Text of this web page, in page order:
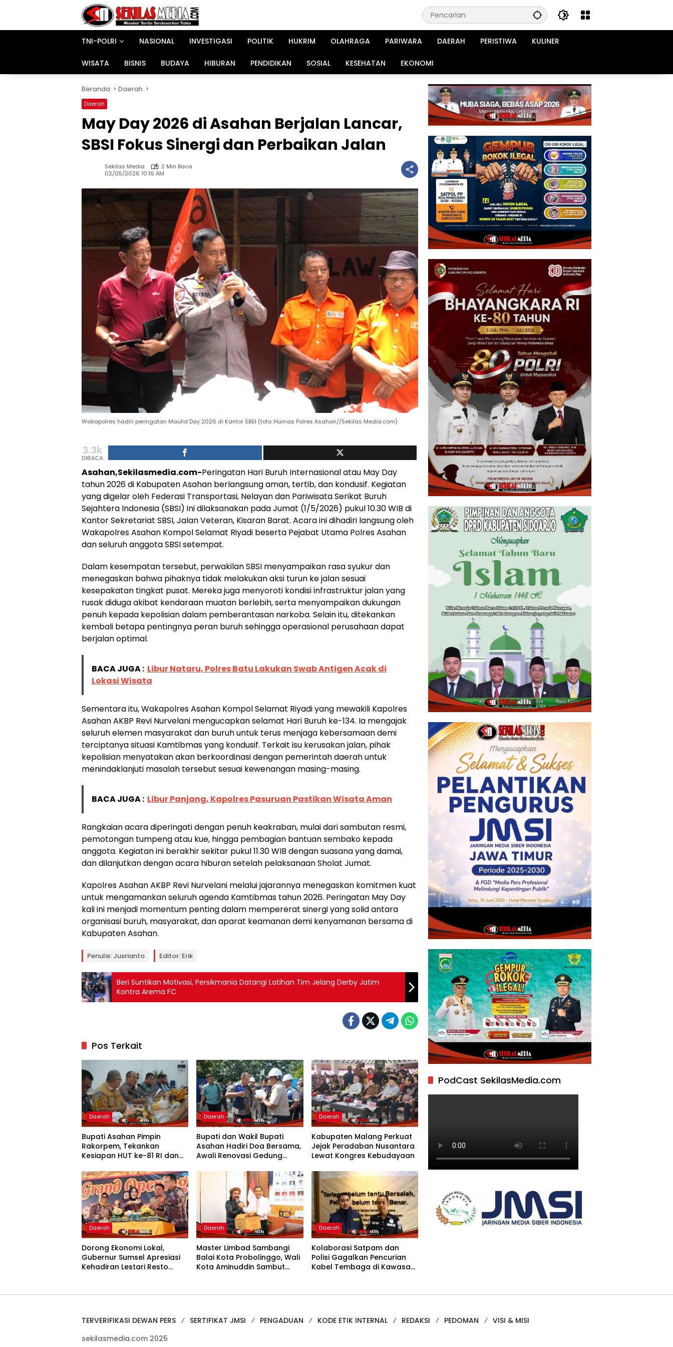
TNI-POLRI
NASIONAL INVESTIGASI POLITIK HUKRIM OLAHRAGA PARIWARA DAERAH PERISTIWA KULINER
WISATA BISNIS BUDAYA HIBURAN PENDIDIKAN SOSIAL KESEHATAN EKONOMI
Beranda Daerah
Daerah
May Day 2026 di Asahan Berjalan Lancar,
SBSI Fokus Sinergi dan Perbaikan Jalan
Sekilas Media
2 Min Baca
02/05/2026 10:16 AM
Wakapolres hadiri peringatan Maulid Day 2026 di Kantor SBSI (foto :Humas Polres Asahan//Sekilas Media.com)
3.3k
DIBACA
Asahan,Sekilasmedia.com-Peringatan Hari Buruh Internasional atau May Day
tahun 2026 di Kabupaten Asahan berlangsung aman, tertib, dan kondusif. Kegiatan
yang digelar oleh Federasi Transportasi, Nelayan dan Pariwisata Serikat Buruh
Sejahtera Indonesia (SBSI) ini dilaksanakan pada Jumat (1/5/2026) pukul 10.30 WIB di
Kantor Sekretariat SBSI, Jalan Veteran, Kisaran Barat. Acara ini dihadiri langsung oleh
Wakapolres Asahan Kompol Selamat Riyadi beserta Pejabat Utama Polres Asahan
dan seluruh anggota SBSI setempat.
Dalam kesempatan tersebut, perwakilan SBSI menyampaikan rasa syukur dan
menegaskan bahwa pihaknya tidak melakukan aksi turun ke jalan sesuai
kesepakatan tingkat pusat. Mereka juga menyoroti kondisi infrastruktur jalan yang
rusak diduga akibat kendaraan muatan berlebih, serta menyampaikan dukungan
penuh kepada kepolisian dalam pemberantasan narkoba. Selain itu, ditekankan
kembali betapa pentingnya peran buruh sehingga operasional perusahaan dapat
berjalan optimal.
BACA JUGA : Libur Nataru, Polres Batu Lakukan Swab Antigen Acak di
Lokasi Wisata
Sementara itu, Wakapolres Asahan Kompol Selamat Riyadi yang mewakili Kapolres
Asahan AKBP Revi Nurvelani mengucapkan selamat Hari Buruh ke-134. Ia mengajak
seluruh elemen masyarakat dan buruh untuk terus menjaga kebersamaan demi
terciptanya situasi Kamtibmas yang kondusif. Terkait isu kerusakan jalan, pihak
kepolisian menyatakan akan berkoordinasi dengan pemerintah daerah untuk
menindaklanjuti masalah tersebut sesuai kewenangan masing-masing.
BACA JUGA : Libur Panjang, Kapolres Pasuruan Pastikan Wisata Aman
Rangkaian acara diperingati dengan penuh keakraban, mulai dari sambutan resmi,
pemotongan tumpeng atau kue, hingga pembagian bantuan sembako kepada
anggota. Kegiatan ini berakhir sekitar pukul 11.30 WIB dengan suasana yang damai,
dan dilanjutkan dengan acara hiburan setelah pelaksanaan Sholat Jumat.
Kapolres Asahan AKBP Revi Nurvelani melalui jajarannya menegaskan komitmen kuat
untuk mengamankan seluruh agenda Kamtibmas tahun 2026. Peringatan May Day
kali ini menjadi momentum penting dalam mempererat sinergi yang solid antara
organisasi buruh, masyarakat, dan aparat keamanan demi kenyamanan bersama di
Kabupaten Asahan.
Penulis: Jusrianto Editor: Erik
Beri Suntikan Motivasi, Persikmania Datangi Latihan Tim Jelang Derby Jatim
Kontra Arema FC
Pos Terkait
Daerah
Bupati Asahan Pimpin
Rakorpem, Tekankan
Kesiapan HUT ke-81 RI dan
Prioritas 2027
Daerah
Bupati dan Wakil Bupati
Asahan Hadiri Doa Bersama,
Awali Renovasi Gedung
Daerah
Kabupaten Malang Perkuat
Jejak Peradaban Nusantara
Lewat Kongres Kebudayaan
Daerah
Dorong Ekonomi Lokal,
Gubernur Sumsel Apresiasi
Kehadiran Lestari Resto
Daerah
Master Limbad Sambangi
Balai Kota Probolinggo, Wali
Kota Aminuddin Sambut
Daerah
Kolaborasi Satpam dan
Polisi Gagalkan Pencurian
Kabel Tembaga di Kawasan
PodCast SekilasMedia.com
TERVERIFIKASI DEWAN PERS SERTIFIKAT JMSI PENGADUAN KODE ETIK INTERNAL REDAKSI PEDOMAN
VISI & MISI
sekilasmedia.com 2025